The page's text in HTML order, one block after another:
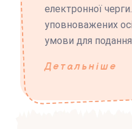
електронної
уповноважених
умови для
Детальніше